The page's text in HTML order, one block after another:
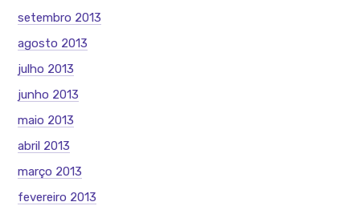
setembro 2013
agosto 2013
julho 2013
junho 2013
maio 2013
abril 2013
março 2013
fevereiro 2013